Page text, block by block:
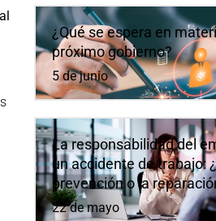
¿Qué se espera en
próximo gobierno?
5 de junio
La responsabilidad del
un accidente de trabajo:
prevención o la
22 de mayo